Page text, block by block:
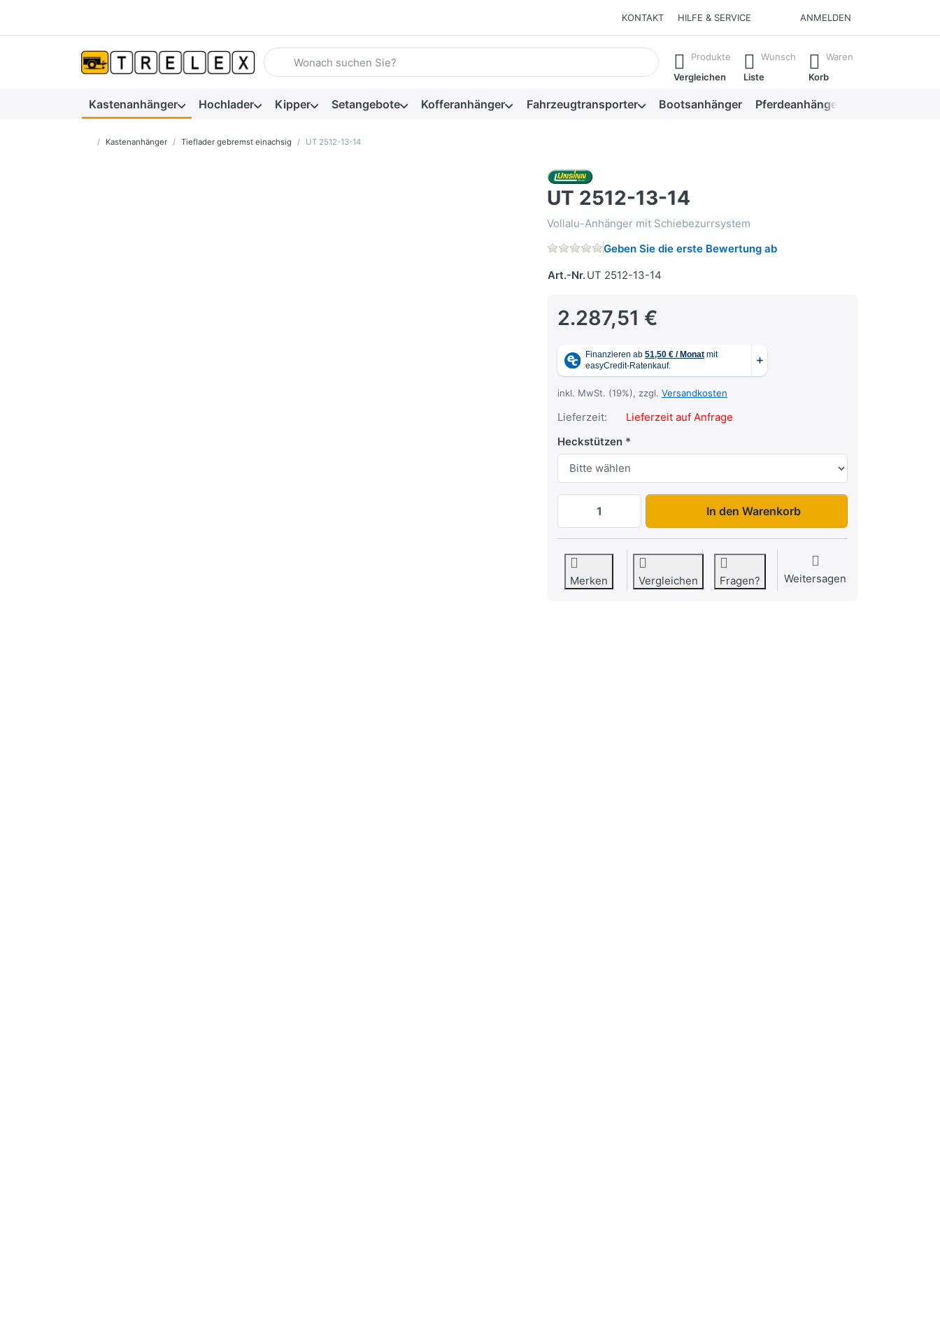
KONTAKT HILFE & SERVICE ANMELDEN
Geben Sie einen Suchbegriff ein. Während Sie tippen, erscheinen automatisch erste Ergebnisse. Drücken Sie die Eingabetaste, um alle
Produkte
Vergleichen
Wunsch
Liste
Waren
Korb
Kastenanhänger Hochlader Kipper Setangebote Kofferanhänger Fahrzeugtransporter Bootsanhänger Pferdeanhänger
Startseite
Kastenanhänger Tieflader gebremst einachsig UT 2512-13-14
UT 2512-13-14
Vollalu-Anhänger mit Schiebezurrsystem
Geben Sie die erste Bewertung ab
Art.-Nr.UT 2512-13-14
2.287,51 €
inkl. MwSt. (19%), zzgl. Versandkosten
Lieferzeit:
Lieferzeit auf Anfrage
Heckstützen
UT 2512-13-14 zu 2.287,51 €, Menge 1.
In den Warenkorb
Merken Vergleichen Fragen? Weitersagen